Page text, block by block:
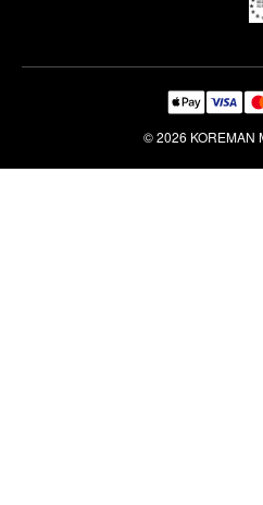
© 2026 KOREMAN